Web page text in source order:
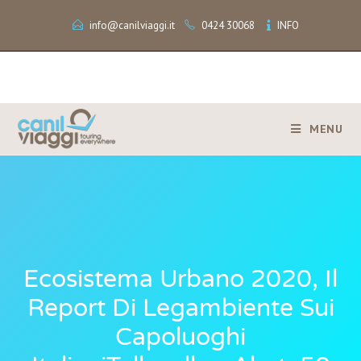
info@canilviaggi.it 0424 30068 INFO
MENU
Ecosistema Urbano 2020, Il
Report Di Legambiente Sui
Capoluoghi